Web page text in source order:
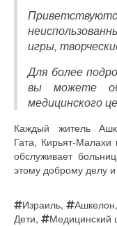
игры,
Для более
вы можете
медицинского
Каждый житель
Гата, Кирьят-Малахи
обслуживает
этому доброму делу
Израиль, Ашкелон,
Дети, Медицинский